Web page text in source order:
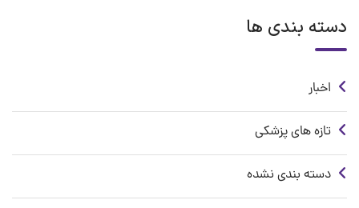
دسته بندی ها
اخبار
تازه های پزشکی
دسته بندی نشده